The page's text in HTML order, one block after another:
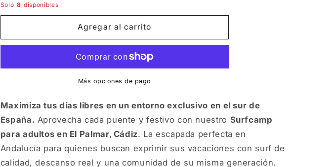
Solo 8 disponibles
Agregar al carrito
Más opciones de pago
Maximiza tus días libres en un entorno exclusivo en el sur de
España. Aprovecha cada puente y festivo con nuestro Surfcamp
para adultos en El Palmar, Cádiz. La escapada perfecta en
Andalucía para quienes buscan exprimir sus vacaciones con surf de
calidad, descanso real y una comunidad de su misma generación.